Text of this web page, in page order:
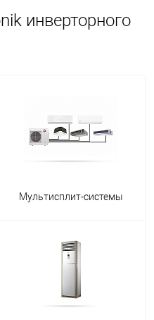
инверторного
Мультисплит-системы